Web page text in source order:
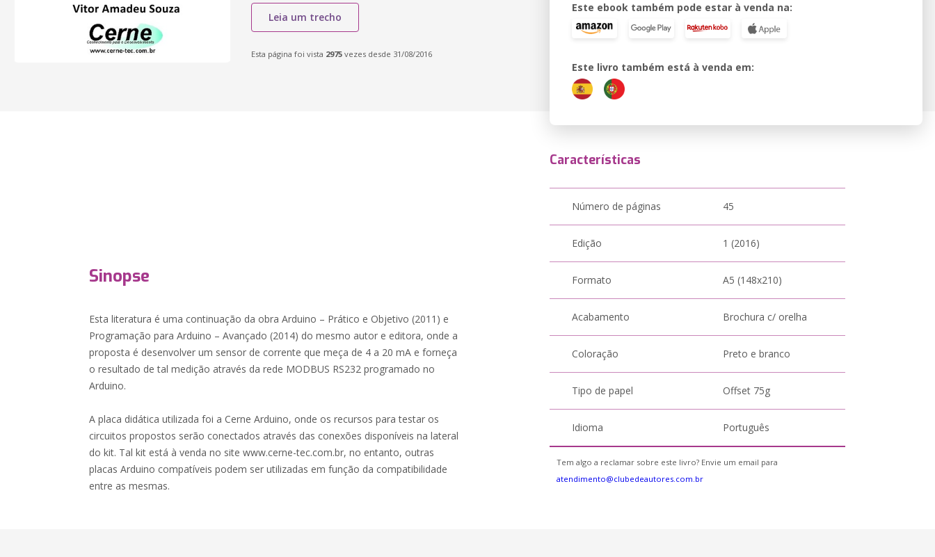
Leia um trecho
Esta página foi vista 2975 vezes desde 31/08/2016
Este ebook também pode estar à venda na:
Este livro também está à venda em:
Sinopse
Esta literatura é uma continuação da obra Arduino – Prático e Objetivo (2011) e
Programação para Arduino – Avançado (2014) do mesmo autor e editora, onde a
proposta é desenvolver um sensor de corrente que meça de 4 a 20 mA e forneça
o resultado de tal medição através da rede MODBUS RS232 programado no
Arduino.
A placa didática utilizada foi a Cerne Arduino, onde os recursos para testar os
circuitos propostos serão conectados através das conexões disponíveis na lateral
do kit. Tal kit está à venda no site www.cerne-tec.com.br, no entanto, outras
placas Arduino compatíveis podem ser utilizadas em função da compatibilidade
entre as mesmas.
Características
Número de páginas 45
Edição 1 (2016)
Formato A5 (148x210)
Acabamento Brochura c/ orelha
Coloração Preto e branco
Tipo de papel Offset 75g
Idioma Português
Tem algo a reclamar sobre este livro? Envie um email para
atendimento@clubedeautores.com.br